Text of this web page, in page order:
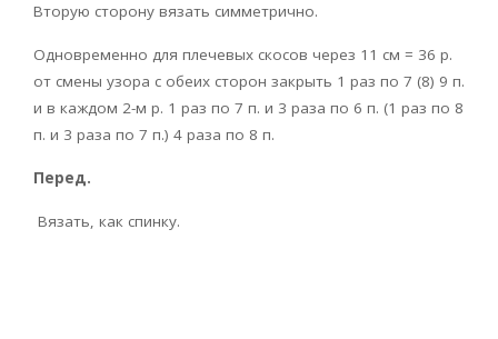
Вторую сторону вязать симметрично.
Одновременно для плечевых скосов через 11 см = 36 р.
от смены узора с обеих сторон закрыть 1 раз по 7 (8) 9 п.
и в каждом 2-м р. 1 раз по 7 п. и 3 раза по 6 п. (1 раз по 8
п. и 3 раза по 7 п.) 4 раза по 8 п.
Перед.
Вязать, как спинку.